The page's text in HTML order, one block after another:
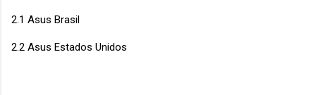
2.1 Asus Brasil
2.2 Asus Estados Unidos